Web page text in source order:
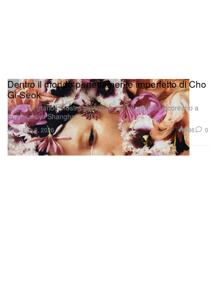
Arte
Dentro il mondo perfettamente imperfetto di Cho
Gi‑Seok
La prima grande mostra personale del fotografo sudcoreano a
Fotografiska Shanghai.
Feb 6, 2026 986 0